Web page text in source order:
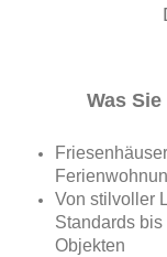
Was
Von stilvoller
Standards
Objekten